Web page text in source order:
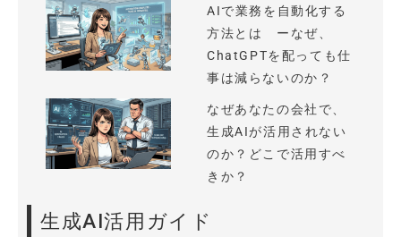
AIで業務を自動化する
方法とは ーなぜ、
ChatGPTを配っても仕
事は減らないのか？
なぜあなたの会社で、
生成AIが活用されない
のか？どこで活用すべ
きか？
生成AI活用ガイド